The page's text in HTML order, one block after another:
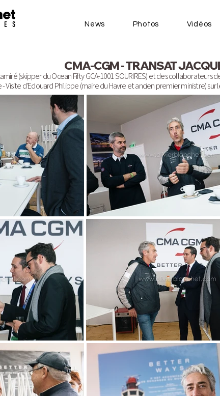
News Photos Vidéos
CMA-CGM - TRANSAT
(skipper du Ocean Fifty GCA-1001 SOURIRES) et des collaborateurs
Visite d'Edouard Philippe (maire du Havre et ancien premier ministre) sur